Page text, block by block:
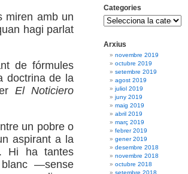
miren amb un
hagi parlat
de fórmules
doctrina de la
El Noticiero
un pobre o
aspirant a la
Hi ha tantes
—sense
Categories
Arxius
novembre 2019
octubre 2019
setembre 2019
agost 2019
juliol 2019
juny 2019
maig 2019
abril 2019
març 2019
febrer 2019
gener 2019
desembre 2018
novembre 2018
octubre 2018
setembre 2018